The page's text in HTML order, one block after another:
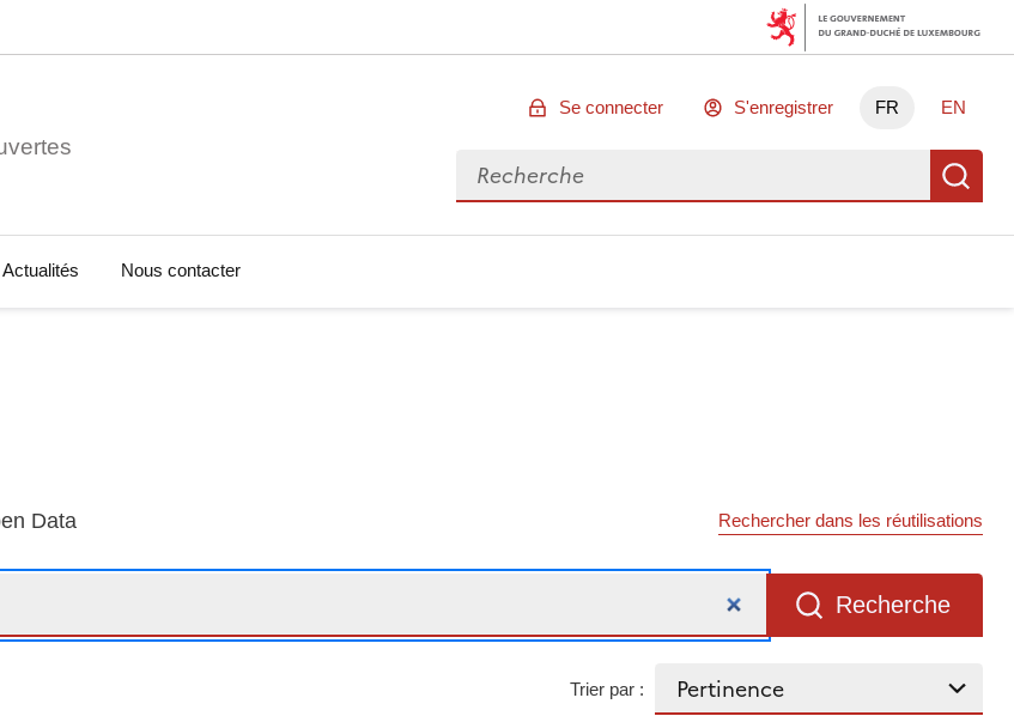
Se connecter S'enregistrer FR EN
Rechercher des données
Actualités Nous contacter
Data Rechercher dans les réutilisations
Recherche
Trier par :